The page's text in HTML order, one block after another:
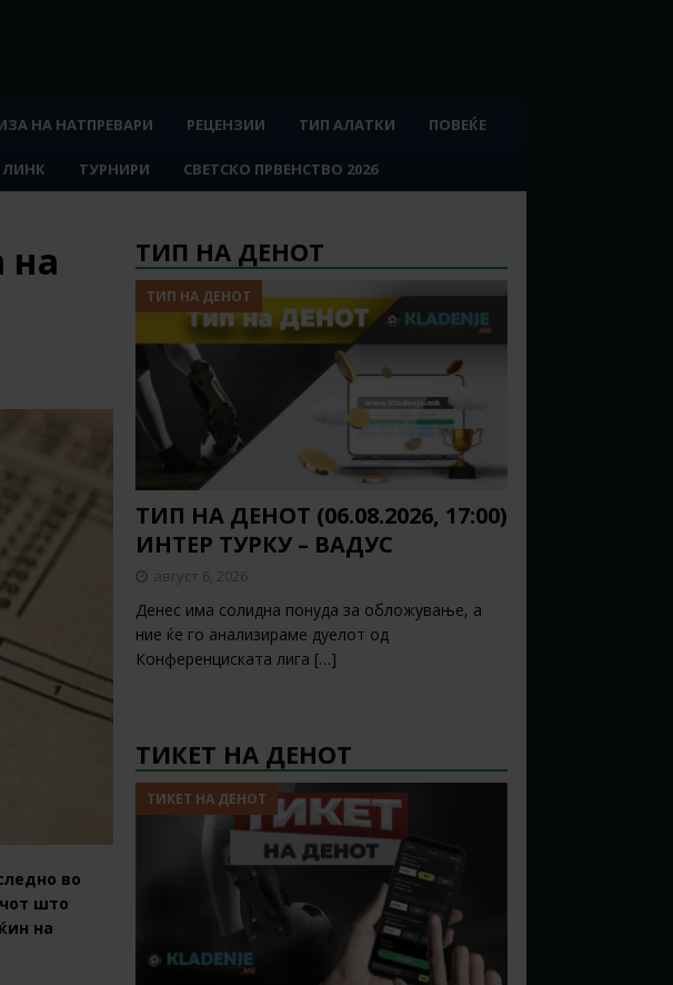
НА НАТПРЕВАРИ РЕЦЕНЗИИ ТИП АЛАТКИ ПОВЕЌЕ
ЛИНК ТУРНИРИ СВЕТСКО ПРВЕНСТВО 2026
на
во
што
на
ТИП НА ДЕНОТ
ТИП НА ДЕНОТ
ТИП НА ДЕНОТ (06.08.2026, 17:00)
ИНТЕР ТУРКУ – ВАДУС
август 6, 2026
Денес има солидна понуда за обложување, а
ние ќе го анализираме дуелот од
Конференциската лига […]
ТИКЕТ НА ДЕНОТ
ТИКЕТ НА ДЕНОТ